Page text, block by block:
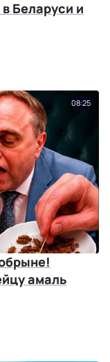
Беларуси и
08:25
амаль